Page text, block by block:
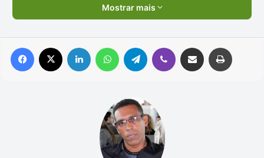
Mostrar mais
Facebook Linkedin WhatsAppTelegram Viber Compartilhar via e-mail